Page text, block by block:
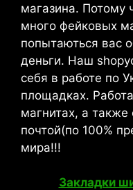
магазина. Потому
много фейковых
попытаються вас
деньги. Наш
себя в работе по
площадках.
магнитах, а
почтой(по 100%
мира!!!
Закладки